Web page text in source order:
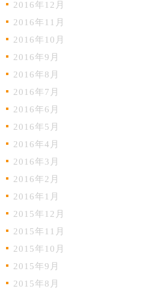
2016年12月
2016年11月
2016年10月
2016年9月
2016年8月
2016年7月
2016年6月
2016年5月
2016年4月
2016年3月
2016年2月
2016年1月
2015年12月
2015年11月
2015年10月
2015年9月
2015年8月